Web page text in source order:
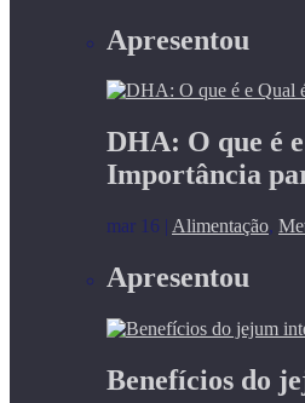
Apresentou
DHA: O que é
Importância
mar 16 | Alimentação,
Apresentou
Benefícios do